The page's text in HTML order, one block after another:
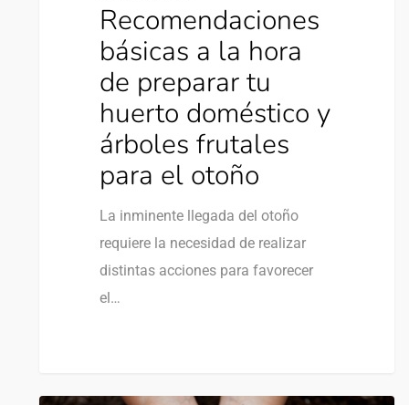
Recomendaciones
básicas a la hora
de preparar tu
huerto doméstico y
árboles frutales
para el otoño
La inminente llegada del otoño
requiere la necesidad de realizar
distintas acciones para favorecer
el…